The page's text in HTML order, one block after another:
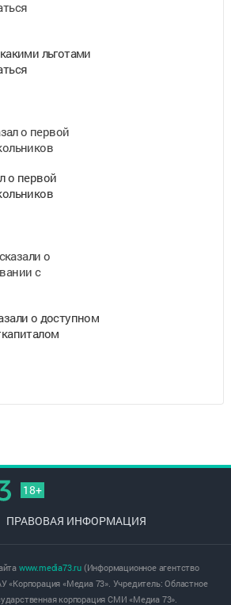
льготами
о первой
о доступном
18+
ПРАВОВАЯ ИНФОРМАЦИЯ
www.media73.ru(Информационное агентство
«Корпорация «Медиа 73». Учредитель: Областное
корпорация СМИ «Медиа 73».